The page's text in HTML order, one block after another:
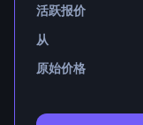
活跃报价
从
原始价格